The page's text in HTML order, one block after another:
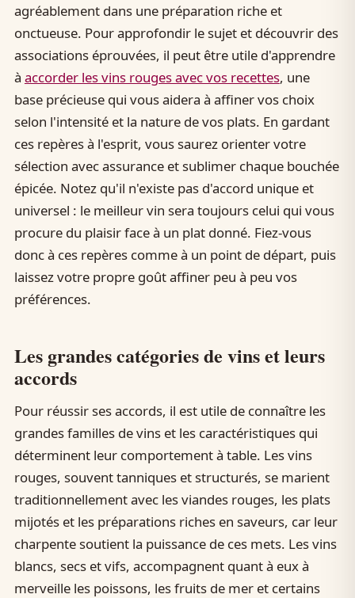
agréablement dans une préparation riche et
onctueuse. Pour approfondir le sujet et découvrir des
associations éprouvées, il peut être utile d'apprendre
à accorder les vins rouges avec vos recettes, une
base précieuse qui vous aidera à affiner vos choix
selon l'intensité et la nature de vos plats. En gardant
ces repères à l'esprit, vous saurez orienter votre
sélection avec assurance et sublimer chaque bouchée
épicée. Notez qu'il n'existe pas d'accord unique et
universel : le meilleur vin sera toujours celui qui vous
procure du plaisir face à un plat donné. Fiez-vous
donc à ces repères comme à un point de départ, puis
laissez votre propre goût affiner peu à peu vos
préférences.
Les grandes catégories de vins et leurs
accords
Pour réussir ses accords, il est utile de connaître les
grandes familles de vins et les caractéristiques qui
déterminent leur comportement à table. Les vins
rouges, souvent tanniques et structurés, se marient
traditionnellement avec les viandes rouges, les plats
mijotés et les préparations riches en saveurs, car leur
charpente soutient la puissance de ces mets. Les vins
blancs, secs et vifs, accompagnent quant à eux à
merveille les poissons, les fruits de mer et certains